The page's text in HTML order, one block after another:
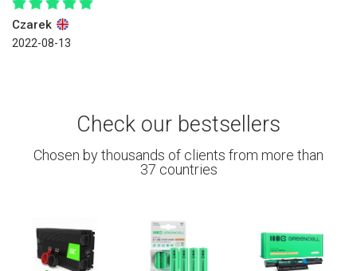
Czarek
2022-08-13
Check our bestsellers
Chosen by thousands of clients from more than
37 countries